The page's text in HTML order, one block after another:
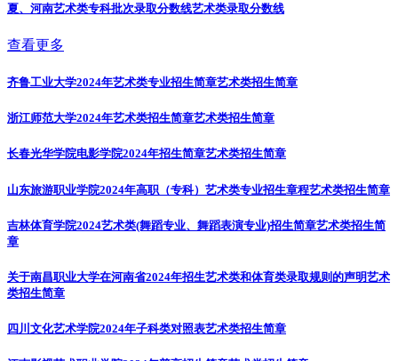
夏、河南艺术类专科批次录取分数线艺术类录取分数线
查看更多
齐鲁工业大学2024年艺术类专业招生简章艺术类招生简章
浙江师范大学2024年艺术类招生简章艺术类招生简章
长春光华学院电影学院2024年招生简章艺术类招生简章
山东旅游职业学院2024年高职（专科）艺术类专业招生章程艺术类招生简章
吉林体育学院2024艺术类(舞蹈专业、舞蹈表演专业)招生简章艺术类招生简
章
关于南昌职业大学在河南省2024年招生艺术类和体育类录取规则的声明艺术
类招生简章
四川文化艺术学院2024年子科类对照表艺术类招生简章